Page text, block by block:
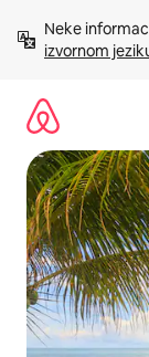
sadržaj
Neke
izvornom